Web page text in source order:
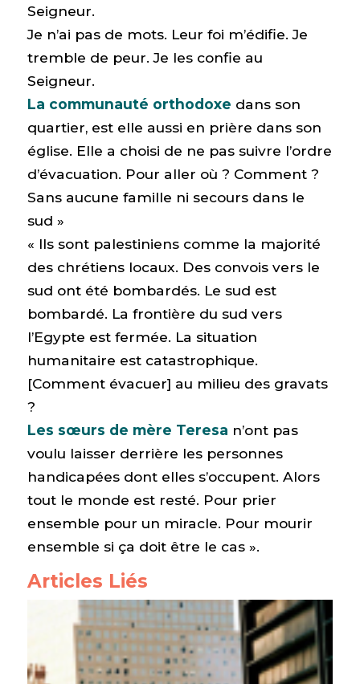
Seigneur.
Je n’ai pas de mots. Leur foi m’édifie. Je
tremble de peur. Je les confie au
Seigneur.
La communauté orthodoxe dans son
quartier, est elle aussi en prière dans son
église. Elle a choisi de ne pas suivre l’ordre
d’évacuation. Pour aller où ? Comment ?
Sans aucune famille ni secours dans le
sud »
« Ils sont palestiniens comme la majorité
des chrétiens locaux. Des convois vers le
sud ont été bombardés. Le sud est
bombardé. La frontière du sud vers
l’Egypte est fermée. La situation
humanitaire est catastrophique.
[Comment évacuer] au milieu des gravats
?
Les sœurs de mère Teresa n’ont pas
voulu laisser derrière les personnes
handicapées dont elles s’occupent. Alors
tout le monde est resté. Pour prier
ensemble pour un miracle. Pour mourir
ensemble si ça doit être le cas ».
Articles Liés